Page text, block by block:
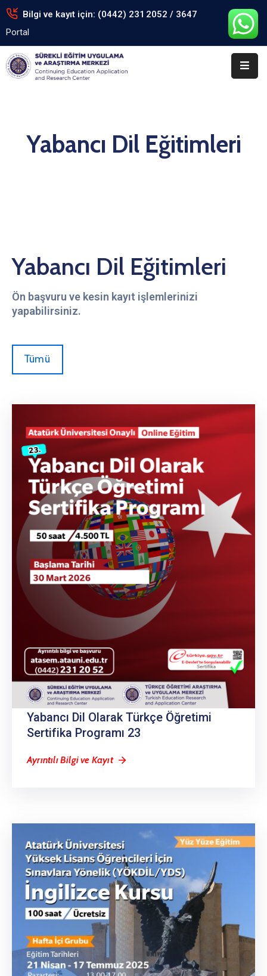
Bilgi ve kayıt için: (0442) 231 2052 / 3647
Portal
Anasayfa
Kurumsal
ArşivYabancı Dil Eğitimleri
Yabancı Dil Eğitimleri
Ön başvuru ve kesin kayıt işlemlerinizi
yapabilirsiniz.
Tümü
Yabancı Dil Olarak Türkçe Öğretimi
Sertifika Programı 23
Ayrıntılı Bilgi ve Kayıt